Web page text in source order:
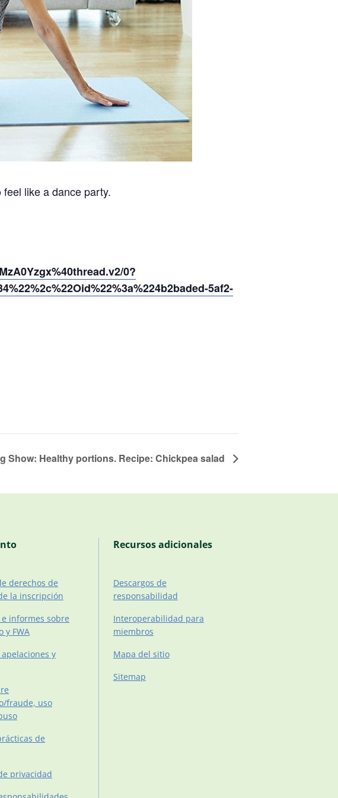
like a dance party.
0?
5af2-
Show: Healthy portions. Recipe: Chickpea salad
derechos de
la inscripción
informes sobre
y FWA
y
fraude, uso
de
privacidad
Recursos adicionales
Descargos de
responsabilidad
Interoperabilidad para
miembros
Mapa del sitio
Sitemap